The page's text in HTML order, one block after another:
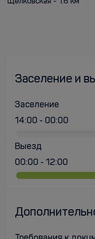
Заселение и
Заселение
14:00 - 00:00
Выезд
00:00 - 12:00